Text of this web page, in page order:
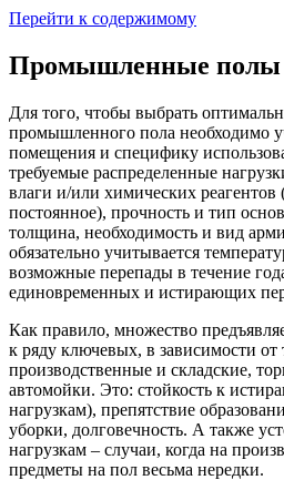
Перейти к содержимому
Промышленные полы
Для того, чтобы выбрать
промышленного пола необходимо
помещения и специфику
требуемые распределенные
влаги и/или химических реагентов
постоянное), прочность и тип
толщина, необходимость и вид
обязательно учитывается
возможные перепады в течение
единовременных и истирающих
Как правило, множество
к ряду ключевых, в зависимости
производственные и складские,
автомойки. Это: стойкость к
нагрузкам), препятствие
уборки, долговечность. А также
нагрузкам – случаи, когда на
предметы на пол весьма нередки.